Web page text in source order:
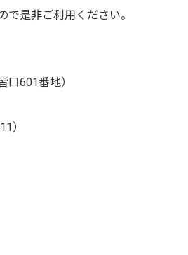
是非ご利用ください。
601番地）
）